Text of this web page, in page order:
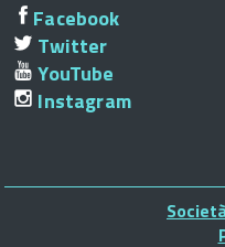
Facebook
Twitter
YouTube
Instagram